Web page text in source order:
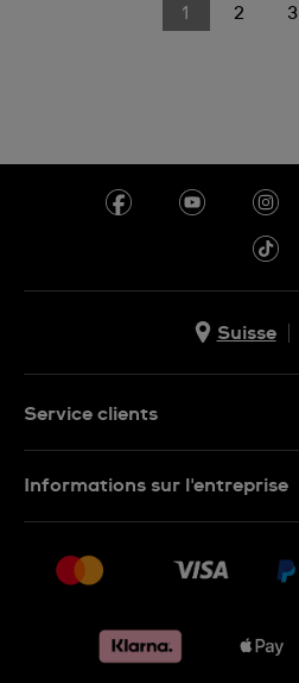
1 2 3
Suisse
Service clients
Retours
Conditions de vente
Informations sur l'entreprise
Jobs